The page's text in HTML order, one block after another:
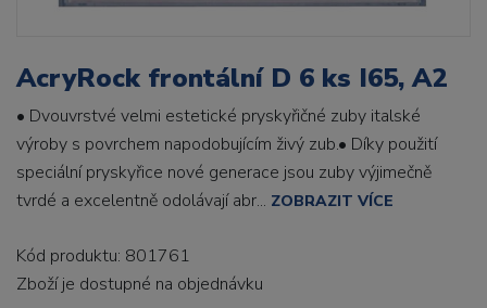
AcryRock frontální D 6 ks I65, A2
• Dvouvrstvé velmi estetické pryskyřičné zuby italské
výroby s povrchem napodobujícím živý zub.• Díky použití
speciální pryskyřice nové generace jsou zuby výjimečně
tvrdé a excelentně odolávají abr... ZOBRAZIT VÍCE
Kód produktu: 801761
Zboží je dostupné na objednávku